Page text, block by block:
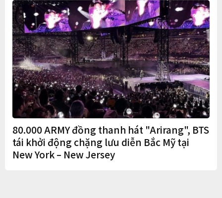
80.000 ARMY đồng thanh hát "Arirang", BTS
tái khởi động chặng lưu diễn Bắc Mỹ tại
New York – New Jersey